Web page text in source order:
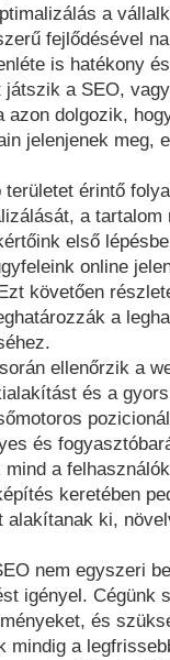
a
fejlődésével
is hatékony
a SEO,
azon dolgozik,
jelenjenek meg,
érintő
a
első
online
követően
a
ellenőrzik a
és a
és
a
keretében
ki,
nem egyszeri
igényel. Cégünk
és
mindig a